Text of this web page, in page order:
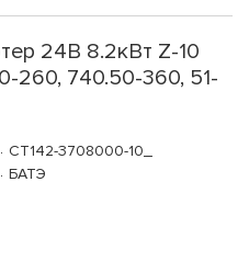
24В 8.2кВт Z-10
740.50-360, 51-
СТ142-3708000-10_
БАТЭ